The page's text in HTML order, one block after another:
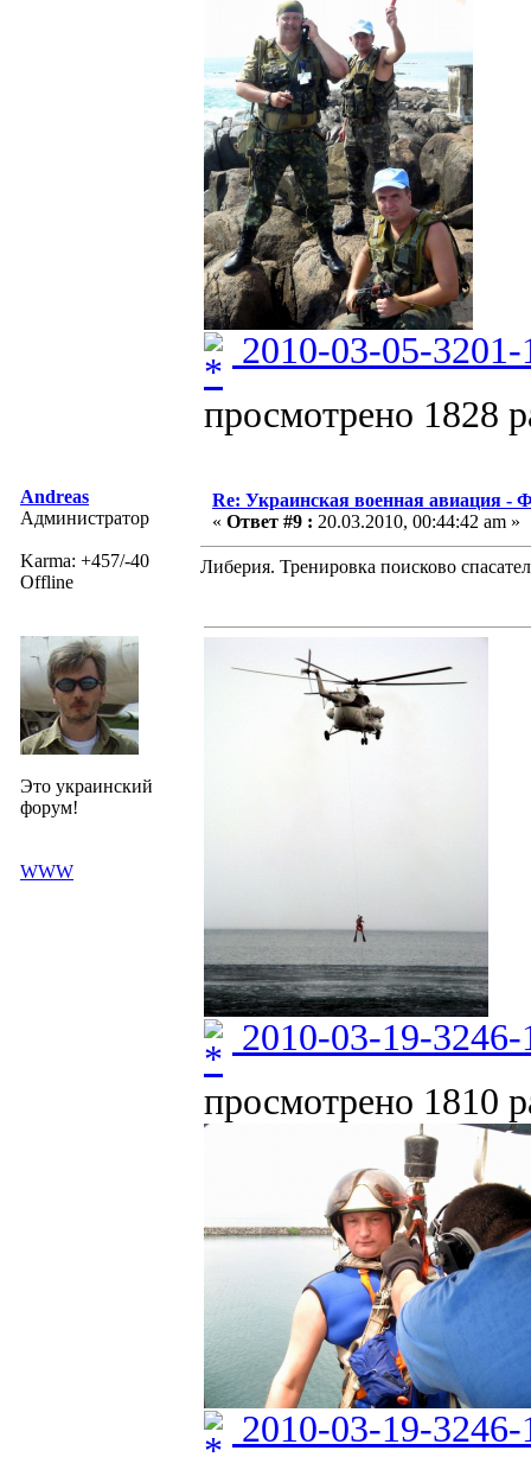
2010-03-05-
просмотрено 1828
Andreas
Администратор
Karma: +457/-40
Offline
Это украинский
форум!
WWW
Re: Украинская военная авиация -
« Ответ #9 : 20.03.2010, 00:44:42 am »
Либерия. Тренировка поисково
2010-03-19-
просмотрено 1810
2010-03-19-